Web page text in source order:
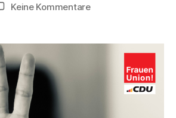
Keine Kommentarezu
Erfolg